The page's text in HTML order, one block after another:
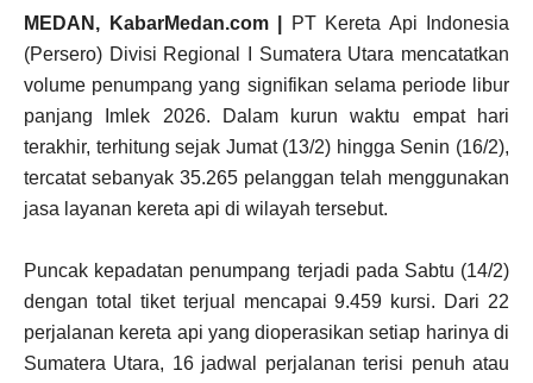
MEDAN, KabarMedan.com |
PT Kereta Api Indonesia
(Persero) Divisi Regional I Sumatera Utara mencatatkan
volume penumpang yang signifikan selama periode libur
panjang Imlek 2026. Dalam kurun waktu empat hari
terakhir, terhitung sejak Jumat (13/2) hingga Senin (16/2),
tercatat sebanyak 35.265 pelanggan telah menggunakan
jasa layanan kereta api di wilayah tersebut.
Puncak kepadatan penumpang terjadi pada Sabtu (14/2)
dengan total tiket terjual mencapai 9.459 kursi. Dari 22
perjalanan kereta api yang dioperasikan setiap harinya di
Sumatera Utara, 16 jadwal perjalanan terisi penuh atau